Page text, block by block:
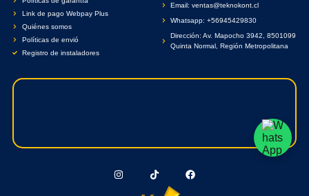
Link de pago Webpay Plus
Quiénes somos
Políticas de envió
Registro de instaladores
Email: ventas@teknokont.cl
Whatsapp: +56945429830
Dirección: Av. Mapocho 3942, 8501099
Quinta Normal, Región Metropolitana